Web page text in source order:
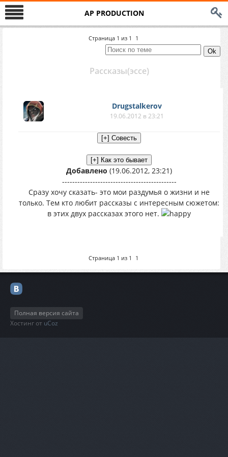
AP PRODUCTION
Страница 1 из 1 1
Рассказы(эссе)
Drugstalkerov
19.06.2012 в 23:21
Добавлено (19.06.2012, 23:21)
---------------------------------------------
Сразу хочу сказать- это мои раздумья о жизни и не
только. Тем кто любит рассказы с интересным сюжетом:
в этих двух рассказах этого нет.
Страница 1 из 1 1
Полная версия сайта
Хостинг от uCoz